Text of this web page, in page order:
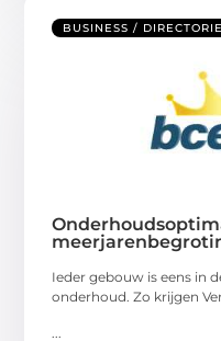
BUSINESS /
Ieder gebouw is eens in
onderhoud. Zo krijgen